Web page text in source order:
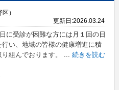
）
更新日:2026.03.24
に受診が困難な方には月１回の日
行い、地域の皆様の健康増進に積
組んでおります。
続きを読む